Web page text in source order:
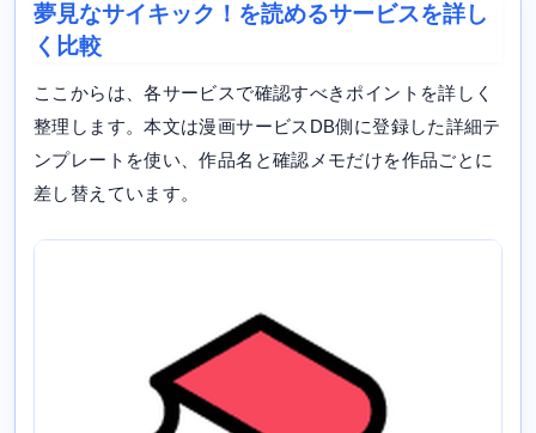
夢見なサイキック！を読めるサービスを詳し
く比較
ここからは、各サービスで確認すべきポイントを詳しく
整理します。本文は漫画サービスDB側に登録した詳細テ
ンプレートを使い、作品名と確認メモだけを作品ごとに
差し替えています。